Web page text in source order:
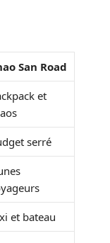
San Road
et
serré
et bateau